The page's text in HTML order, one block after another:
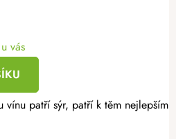
vás
vínu patří sýr, patří k těm